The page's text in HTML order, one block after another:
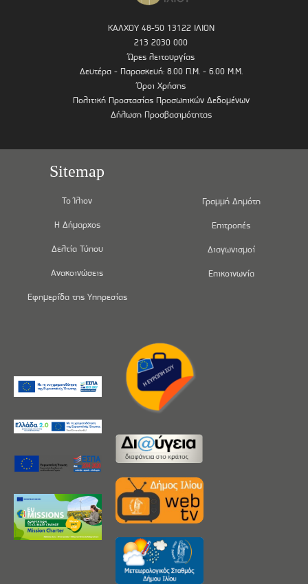
ΚΑΛΧΟΥ 48-50 13122 ΙΛΙΟΝ
213 2030 000
Ώρες λειτουργίας
Δευτέρα - Παρασκευή: 8.00 Π.Μ. - 6.00 Μ.Μ.
Όροι Χρήσης
Πολιτική Προστασίας Προσωπικών Δεδομένων
Δήλωση Προσβασιμότητας
Sitemap
Το Ίλιον
Η Δήμαρχος
Δελτία Τύπου
Ανακοινώσεις
Εφημερίδα της Υπηρεσίας
Γραμμή Δημότη
Επιτροπές
Διαγωνισμοί
Επικοινωνία